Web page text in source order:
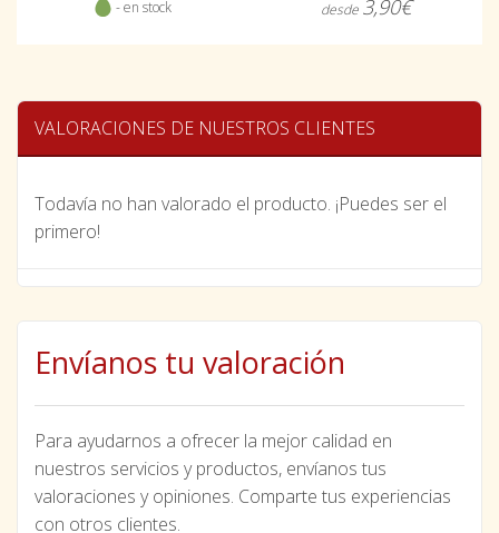
- en stock desde 3,90€
VALORACIONES DE NUESTROS CLIENTES
Todavía no han valorado el producto. ¡Puedes ser el
primero!
Envíanos tu valoración
Para ayudarnos a ofrecer la mejor calidad en
nuestros servicios y productos, envíanos tus
valoraciones y opiniones. Comparte tus experiencias
con otros clientes.